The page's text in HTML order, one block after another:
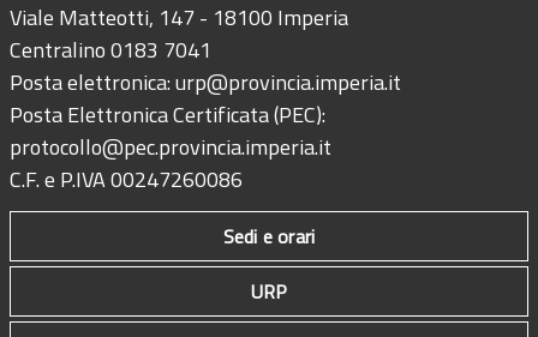
Viale Matteotti, 147 - 18100 Imperia
Centralino 0183 7041
Posta elettronica:urp@provincia.imperia.it
Posta Elettronica Certificata (PEC):
protocollo@pec.provincia.imperia.it
C.F. e P.IVA 00247260086
Sedi e orari
URP